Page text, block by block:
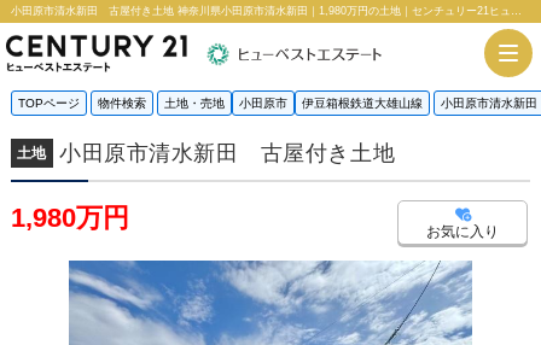
小田原市清水新田 古屋付き土地 神奈川県小田原市清水新田｜1,980万円の土地｜センチュリー21ヒューベストエステート
TOPページ 物件検索 土地・売地 小田原市 伊豆箱根鉄道大雄山線 小田原市清水新
土地 小田原市清水新田 古屋付き土地
1,980万円 お気に入り